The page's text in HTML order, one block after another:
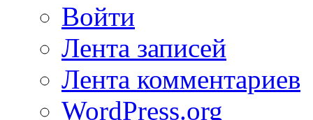
Войти
Лента записей
Лента комментариев
WordPress.org